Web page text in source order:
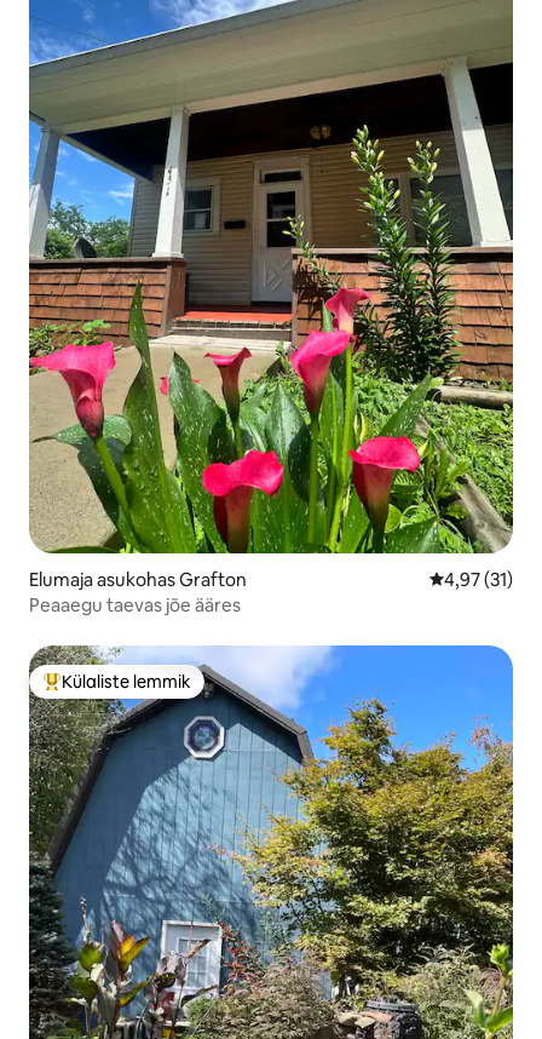
Elumaja asukohas Grafton Keskmine
4,97 (31)
Peaaegu taevas jõe ääres
Külaliste suur lemmik
Külaliste lemmik